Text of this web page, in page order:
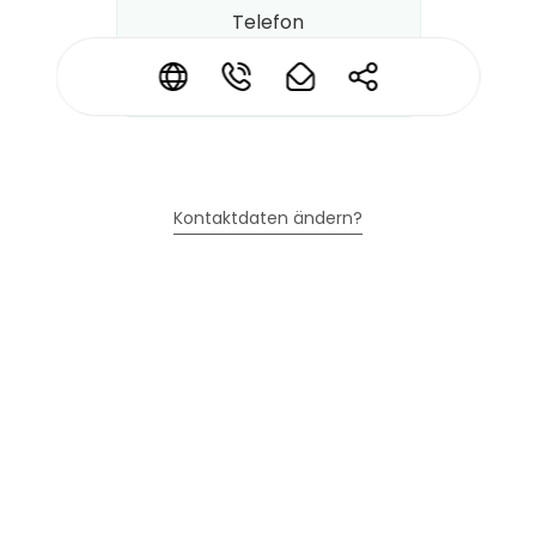
* * * *
Telefon
+49 441 5947440
Kontaktdaten ändern?